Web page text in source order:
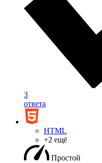
3
ответа
HTML
+2 ещё
Простой